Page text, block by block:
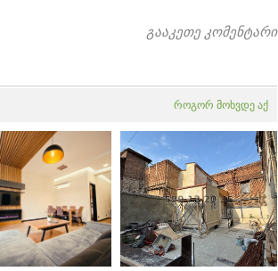
გააკეთე კომენტარი
როგორ მოხვდე აქ